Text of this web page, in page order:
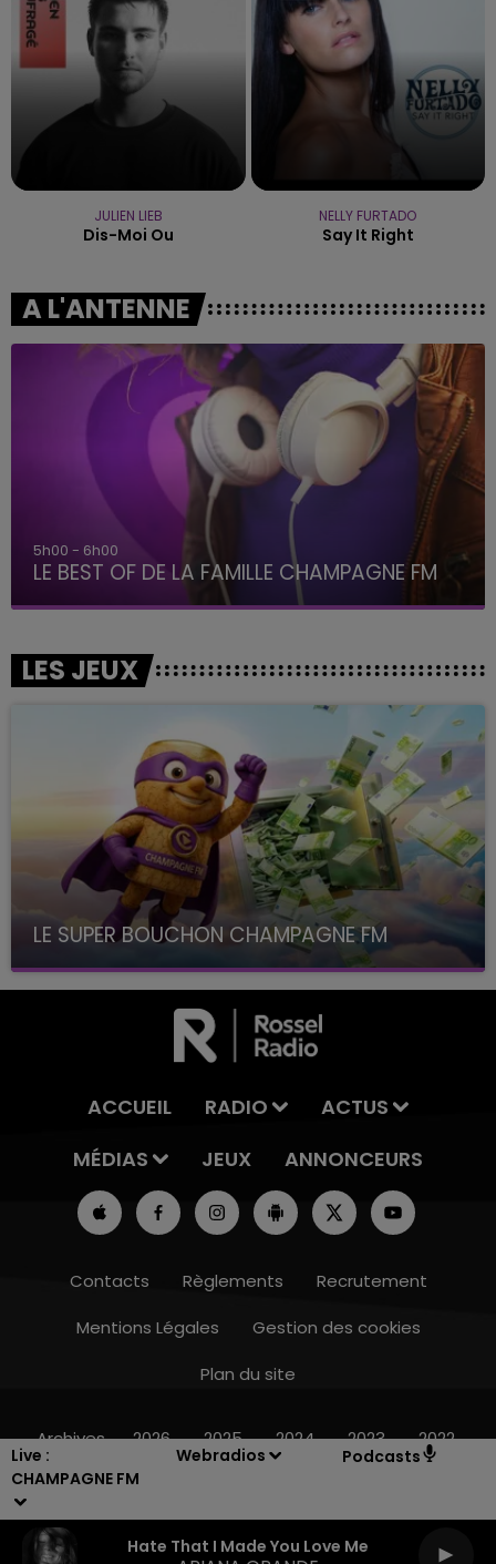
Live :
CHAMPAGNE FM
Webradios Podcasts
Hate That I Made You Love Me
JULIEN LIEB
Dis-Moi Ou
NELLY FURTADO
Say It Right
A L'ANTENNE
5h00 - 6h00
LE BEST OF DE LA FAMILLE CHAMPAGNE FM
LES JEUX
LE SUPER BOUCHON CHAMPAGNE FM
avec La Famille Champagne FM, à 8H10
ACCUEIL RADIO
ACTUS
MÉDIAS
JEUX ANNONCEURS
Contacts Règlements
Recrutement
Mentions Légales
Gestion des cookies
Plan du site
Archives 2026 2025 2024 2023 2022